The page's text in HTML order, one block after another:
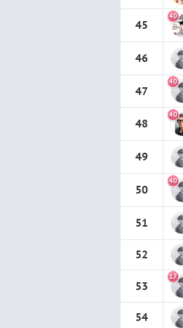
45
40
46
47
40
48
40
49
50
40
51
52
53
17
54